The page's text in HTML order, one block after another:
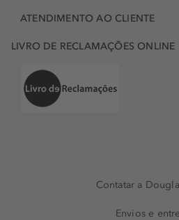
ATENDIMENTO AO CLIENTE
LIVRO DE RECLAMAÇÕES ONLINE
Contatar a
Envios e